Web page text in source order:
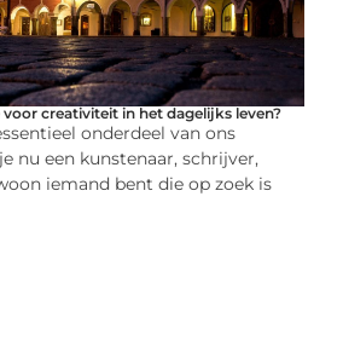
creativiteit in het dagelijks leven?
onderdeel van ons
nu een kunstenaar, schrijver,
iemand bent die op zoek is